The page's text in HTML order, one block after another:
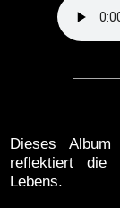
Dieses
reflektiert die
Lebens.